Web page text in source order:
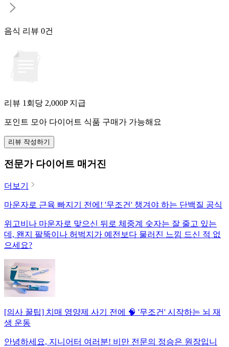
음식 리뷰 0건
리뷰 1회당 2,000P 지급
포인트 모아 다이어트 식품 구매가 가능해요
리뷰 작성하기
전문가 다이어트 매거진
더보기
마운자로 근육 빠지기 전에! '무조건' 챙겨야 하는 단백질 공식
위고비나 마운자로 맞으신 뒤로 체중계 숫자는 잘 줄고 있는
데, 왠지 팔뚝이나 허벅지가 예전보다 물러진 느낌 드신 적 없
으세요?
[의사 꿀팁] 치매 영양제 사기 전에 🧠 '무조건' 시작하는 뇌 재
생 운동
안녕하세요, 지니어터 여러분! 비만 전문의 정승은 원장입니